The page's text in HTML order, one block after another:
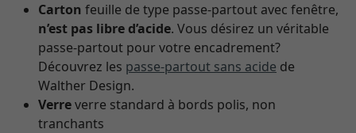
Carton feuille de type passe-partout avec fenêtre,
n’est pas libre d’acide. Vous désirez un véritable
passe-partout pour votre encadrement?
Découvrez les passe-partout sans acide de
Walther Design.
Verreverre standard à bords polis, non
tranchants